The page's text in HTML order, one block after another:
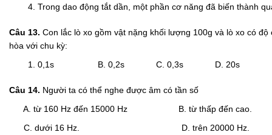
Trong dao động tắt dần, một phần cơ năng đã biến thành
Câu 13. Con lắc lò xo gồm vật nặng khối lượng 100g và lò xo có
hòa với chu kỳ:
0,1s B. 0,2s C. 0,3s D. 20s
Câu 14. Người ta có thể nghe được âm có tần số
A. từ 160 Hz đến 15000 Hz B. từ thấp đến cao.
C. dưới 16 Hz. D. trên 20000 Hz.